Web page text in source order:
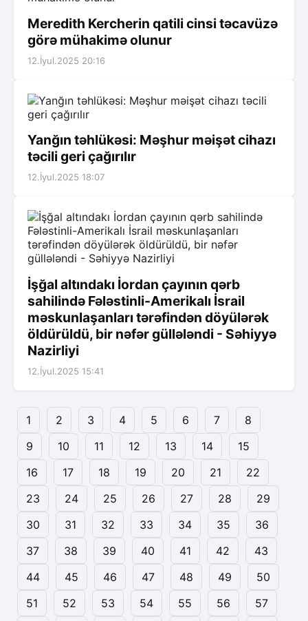
Meredith Kercherin qatili cinsi təcavüzə
görə mühakimə olunur
12.İyul.2025 20:16
Yanğın təhlükəsi: Məşhur məişət cihazı
təcili geri çağırılır
12.İyul.2025 18:07
İşğal altındakı İordan çayının qərb
sahilində Fələstinli-Amerikalı İsrail
məskunlaşanları tərəfindən döyülərək
öldürüldü, bir nəfər güllələndi - Səhiyyə
Nazirliyi
12.İyul.2025 15:41
1 2 3 4 5 6 7
8
9
10 11 12 13 14
15
16
17 18 19 20 21
22
23
24 25 26 27 28
29
30
31 32 33 34 35
36
37
38 39 40 41 42
43
44
45 46 47 48 49
50
51
52 53 54 55 56 57